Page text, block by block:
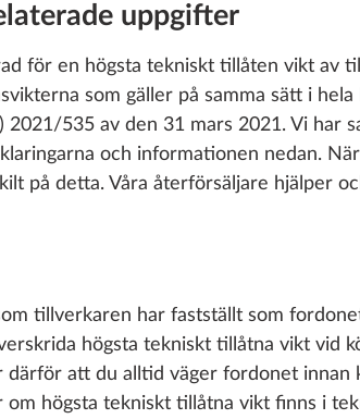
Inklusive 25%
ändringar
Vänligen
kan visa
modellserier
cirkapris är
förbehåll
uppgifter
för en högsta tekniskt tillåten vikt av
som gäller på samma sätt i hela
535 av den 31 mars 2021. Vi har
och informationen nedan.
på detta. Våra återförsäljare hjälper
tillverkaren har fastställt som
högsta tekniskt tillåtna vikt vid
därför att du alltid väger fordonet innan
högsta tekniskt tillåtna vikt finns i